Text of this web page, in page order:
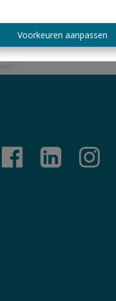
Voorkeuren aanpassen